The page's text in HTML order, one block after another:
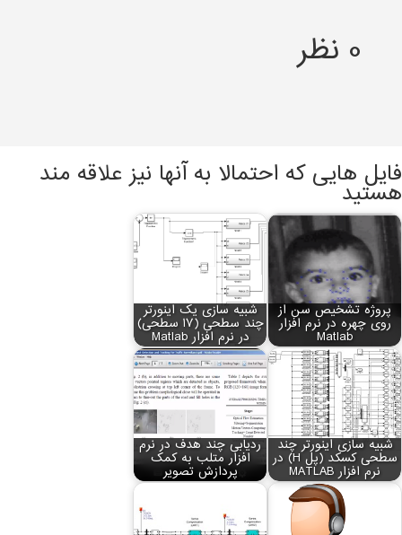
0 نظر
فایل هایی که احتمالا به آنها نیز علاقه مند
هستید
پروژه تشخیص سن از
روی چهره در نرم افزار
Matlab
شبیه سازی یک اینورتر
چند سطحی (17 سطحی)
در نرم افزار Matlab
شبیه سازی اینورتر چند
سطحی کسکد (پل H) در
نرم افزار MATLAB
ردیابی چند هدف در نرم
افزار متلب به کمک
پردازش تصویر